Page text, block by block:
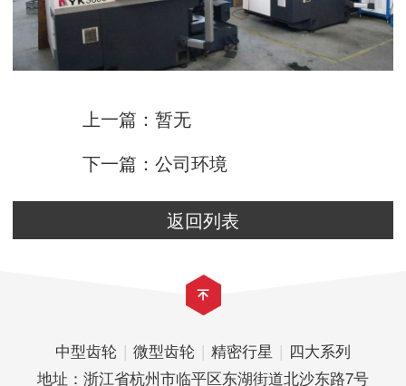
上一篇：暂无
下一篇：公司环境
返回列表
中型齿轮 | 微型齿轮 | 精密行星 | 四大系列
地址：浙江省杭州市临平区东湖街道北沙东路7号